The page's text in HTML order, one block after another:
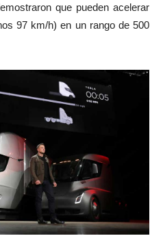
que pueden acelerar
97 km/h) en un rango de 500